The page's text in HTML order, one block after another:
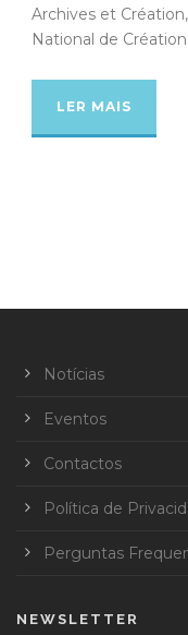
Archives et
National de
LER MAIS
Notícias
Eventos
Contactos
Política de
Perguntas
NEWSLETTER